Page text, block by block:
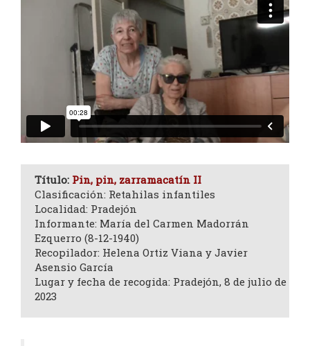
Título: Pin, pin, zarramacatín II
Clasificación: Retahilas infantiles
Localidad: Pradejón
Informante: María del Carmen Madorrán
Ezquerro (8-12-1940)
Recopilador: Helena Ortiz Viana y Javier
Asensio García
Lugar y fecha de recogida: Pradejón, 8 de julio de
2023